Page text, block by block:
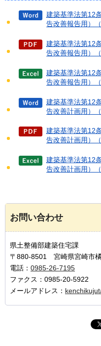
建築基準法第12
告改善報告用）
建築基準法第12
告改善報告用）
建築基準法第12
告改善報告用）
建築基準法第12
告改善計画用）
建築基準法第12
告改善計画用）
建築基準法第12
告改善計画用）
お問い合わせ
県土整備部建築住宅課
〒880-8501 宮崎県宮崎市
電話： 0985-26-7195
ファクス：0985-20-5922
メールアドレス：